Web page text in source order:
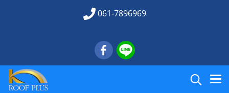
061-7896969